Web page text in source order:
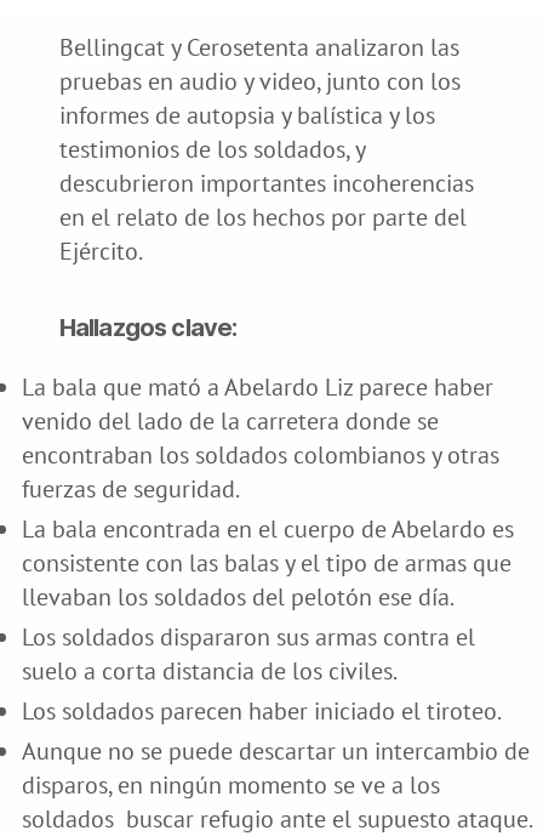
Bellingcat y Cerosetenta analizaron las
pruebas en audio y video, junto con los
informes de autopsia y balística y los
testimonios de los soldados, y
descubrieron importantes incoherencias
en el relato de los hechos por parte del
Ejército.
Hallazgos clave:
La bala que mató a Abelardo Liz parece haber
venido del lado de la carretera donde se
encontraban los soldados colombianos y otras
fuerzas de seguridad.
La bala encontrada en el cuerpo de Abelardo es
consistente con las balas y el tipo de armas que
llevaban los soldados del pelotón ese día.
Los soldados dispararon sus armas contra el
suelo a corta distancia de los civiles.
Los soldados parecen haber iniciado el tiroteo.
Aunque no se puede descartar un intercambio de
disparos, en ningún momento se ve a los
soldados buscar refugio ante el supuesto ataque.